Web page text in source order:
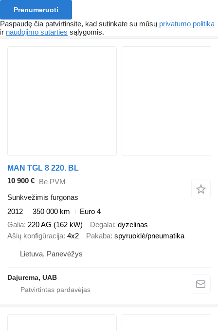
Prenumeruoti
Paspaudę čia patvirtinsite, kad sutinkate su mūsų privatumo politika
ir naudojimo sutarties sąlygomis.
MAN TGL 8 220. BL
10 900 € Be PVM
Sunkvežimis furgonas
2012
350 000 km
Euro 4
Galia 220 AG (162 kW) Degalai dyzelinas
Ašių konfigūracija 4x2 Pakaba spyruoklė/pneumatika
Lietuva, Panevėžys
Dajurema, UAB